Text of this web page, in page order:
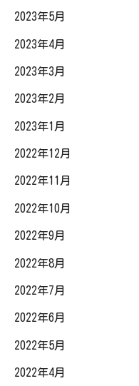
2023年5月
2023年4月
2023年3月
2023年2月
2023年1月
2022年12月
2022年11月
2022年10月
2022年9月
2022年8月
2022年7月
2022年6月
2022年5月
2022年4月